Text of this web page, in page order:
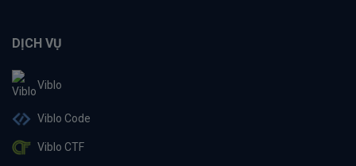
DỊCH VỤ
Viblo
Viblo Code
Viblo CTF